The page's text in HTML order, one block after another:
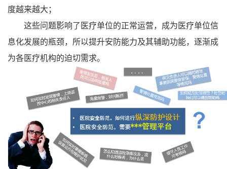
度越来越大；
这些问题影响了医疗单位的正常运营，成为医疗单位信
息化发展的瓶颈，所以提升安防能力及其辅助功能，逐渐成
为各医疗机构的迫切需求。